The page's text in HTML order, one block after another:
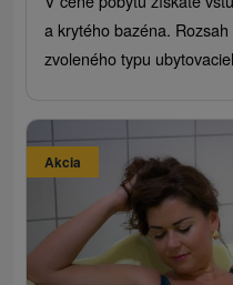
a krytého bazéna.
zvoleného typu
Akcia